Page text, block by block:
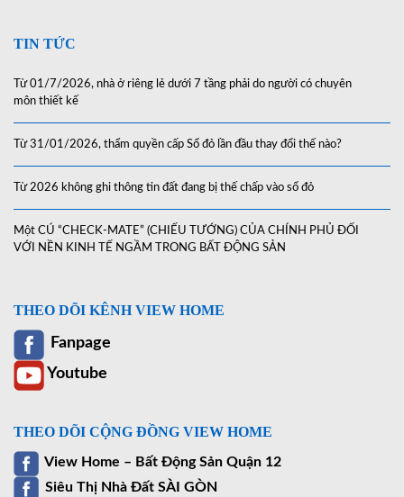
TIN TỨC
Từ 01/7/2026, nhà ở riêng lẻ dưới 7 tầng phải do người có chuyên
môn thiết kế
Từ 31/01/2026, thẩm quyền cấp Sổ đỏ lần đầu thay đổi thế nào?
Từ 2026 không ghi thông tin đất đang bị thế chấp vào sổ đỏ
Một CÚ “CHECK-MATE” (CHIẾU TƯỚNG) CỦA CHÍNH PHỦ ĐỐI
VỚI NỀN KINH TẾ NGẦM TRONG BẤT ĐỘNG SẢN
THEO DÕI KÊNH VIEW HOME
Fanpage
Youtube
THEO DÕI CỘNG ĐỒNG VIEW HOME
View Home – Bất Động Sản Quận 12
Siêu Thị Nhà Đất SÀI GÒN